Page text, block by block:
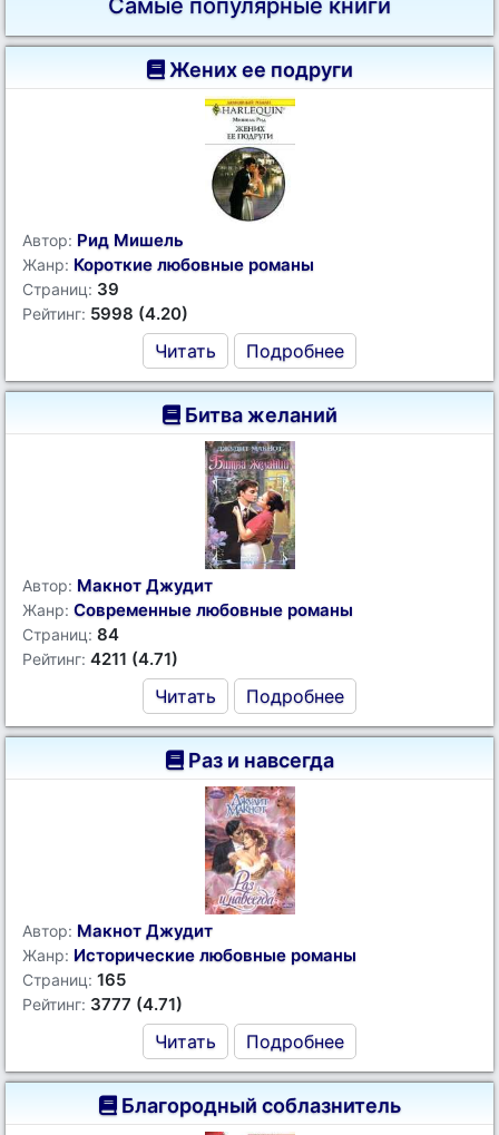
Самые популярные книги
Жених ее подруги
Автор: Рид Мишель
Жанр: Короткие любовные романы
Страниц: 39
Рейтинг: 5998 (4.20)
Читать Подробнее
Битва желаний
Автор: Макнот Джудит
Жанр: Современные любовные романы
Страниц: 84
Рейтинг: 4211 (4.71)
Читать Подробнее
Раз и навсегда
Автор: Макнот Джудит
Жанр: Исторические любовные романы
Страниц: 165
Рейтинг: 3777 (4.71)
Читать Подробнее
Благородный соблазнитель